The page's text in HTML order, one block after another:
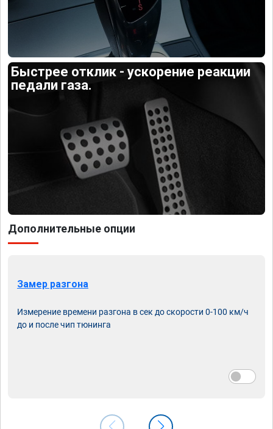
Быстрее отклик - ускорение реакции
педали газа.
Дополнительные опции
Замер разгона
Измерение времени разгона в сек до скорости 0-100 км/ч
до и после чип тюнинга